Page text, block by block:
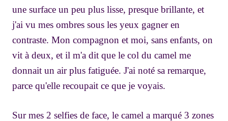
une surface un peu plus lisse, presque brillante, et
j'ai vu mes ombres sous les yeux gagner en
contraste. Mon compagnon et moi, sans enfants, on
vit à deux, et il m'a dit que le col du camel me
donnait un air plus fatiguée. J'ai noté sa remarque,
parce qu'elle recoupait ce que je voyais.
Sur mes 2 selfies de face, le camel a marqué 3 zones